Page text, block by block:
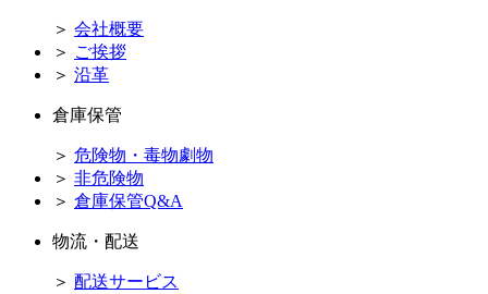
＞ 会社概要
＞ ご挨拶
＞ 沿革
倉庫保管
＞ 危険物・毒物劇物
＞ 非危険物
＞ 倉庫保管Q&A
物流・配送
＞ 配送サービス